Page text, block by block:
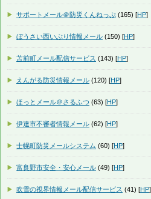
サポートメール＠防災くんねっぷ (165) [HP]
ぼうさい西いぶり情報メール (150) [HP]
苫前町メール配信サービス (143) [HP]
えんがる防災情報メール (120) [HP]
ほっとメール＠さるふつ (63) [HP]
伊達市不審者情報メール (62) [HP]
士幌町防災メールシステム (60) [HP]
富良野市安全・安心メール (49) [HP]
吹雪の視界情報メール配信サービス (41) [HP]